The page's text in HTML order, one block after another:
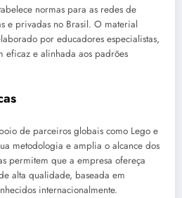
normas para as redes de
e privadas no Brasil. O material
por educadores especialistas,
e alinhada aos padrões
de parceiros globais como Lego e
metodologia e amplia o alcance dos
permitem que a empresa ofereça
alta qualidade, baseada em
internacionalmente.